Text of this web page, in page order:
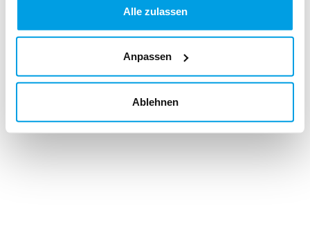
Alle zulassen
Anpassen
Ablehnen